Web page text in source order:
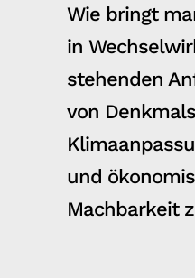
Wie bringt
in
stehenden
von
und
Machbarkeit